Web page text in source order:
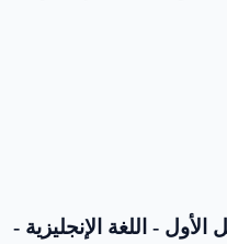
الفصل الأول - اللغة الإنجليزية -